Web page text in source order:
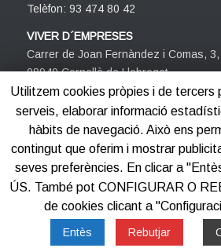
Telèfon: 93 474 80 42
VIVER D´EMPRESES
Carrer de Joan Fernàndez i Comas, 3,
08940 Cornellà de Llobregat
Barcelona
Telèfon: 93 474 80 42
©2012-2025 Centre d'Empreses
Utilitzem cookies pròpies i de tercers
serveis, elaborar informació
hàbits de navegació. Això ens
contingut que oferim i mostrar
seves preferències. En clicar a
ÚS. També pot CONFIGURAR O
de cookies clicant a
Entès Rebutjar